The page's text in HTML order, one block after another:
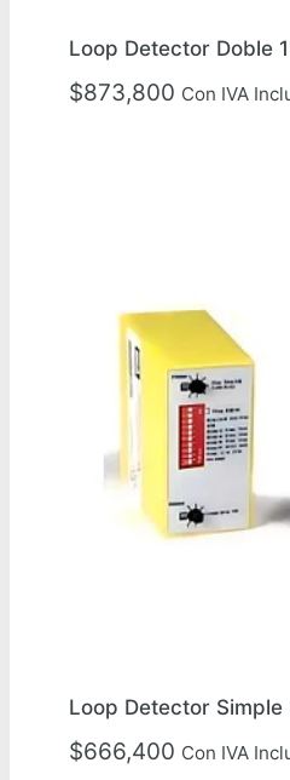
Loop Detector Doble
$873,800 Con IVA
Loop Detector Simple
$666,400 Con IVA